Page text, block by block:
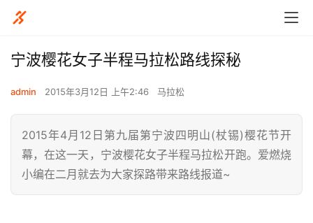
宁波樱花女子半程马拉松路线探秘
admin 2015年3月12日 上午2:46 马拉松
2015年4月12日第九届第宁波四明山(杖锡)樱花节开
幕，在这一天，宁波樱花女子半程马拉松开跑。爱燃烧
小编在二月就去为大家探路带来路线报道~